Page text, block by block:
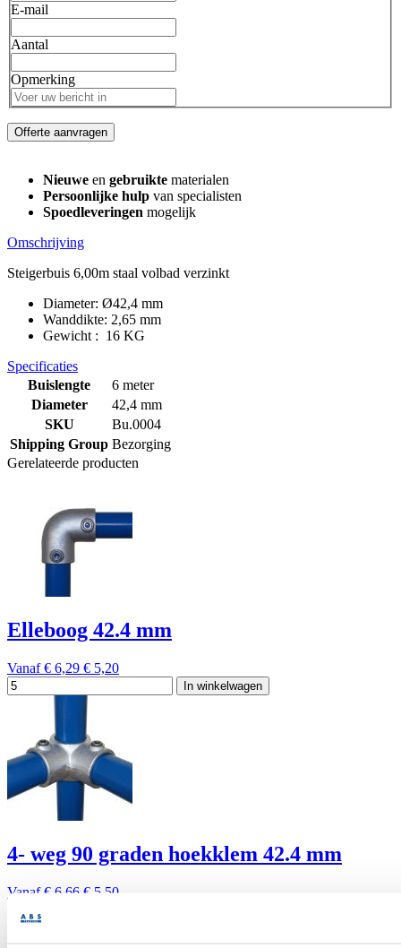
E-mail
Aantal
Opmerking
Offerte aanvragen
Nieuwe en gebruikte materialen
Persoonlijke hulp van specialisten
Spoedleveringen mogelijk
Omschrijving
Steigerbuis 6,00m staal volbad verzinkt
Diameter: Ø42,4 mm
Wanddikte: 2,65 mm
Gewicht : 16 KG
Specificaties
Buislengte
6 meter
Diameter
42,4 mm
SKU
Bu.0004
Shipping Group Bezorging
Gerelateerde producten
Elleboog 42.4 mm
Vanaf € 6,29 € 5,20
In winkelwagen
4- weg 90 graden hoekklem 42.4 mm
Vanaf € 6,66 € 5,50